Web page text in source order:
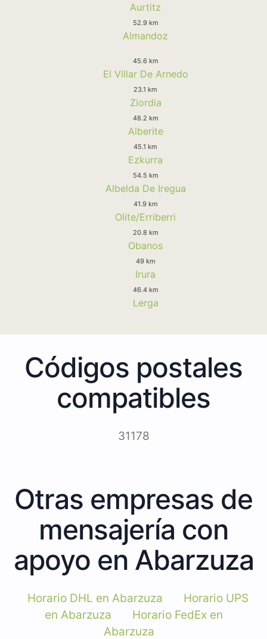
Aurtitz
52.9 km
Almandoz
45.6 km
El Villar De Arnedo
23.1 km
Ziordia
48.2 km
Alberite
45.1 km
Ezkurra
54.5 km
Albelda De Iregua
41.9 km
Olite/Erriberri
20.8 km
Obanos
49 km
Irura
46.4 km
Lerga
Códigos postales
compatibles
31178
Otras empresas de
mensajería con
apoyo en Abarzuza
Horario DHL en Abarzuza
Horario UPS
en Abarzuza
Horario FedEx en
Abarzuza